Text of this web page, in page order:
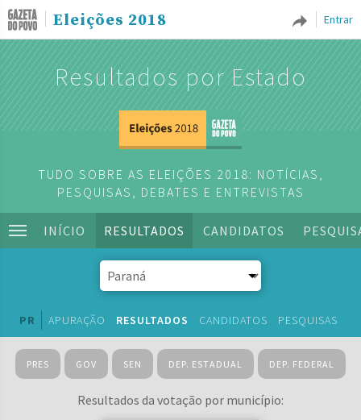
Entrar
Eleições 2018
Resultados por Estado
TUDO SOBRE AS ELEIÇÕES 2018: NOTÍCIAS,
PESQUISAS, DEBATES E ENTREVISTAS
INÍCIO RESULTADOS CANDIDATOS
PR APURAÇÃO RESULTADOS CANDIDATOS PESQUISAS
PRES GOV SEN DEP. ESTADUAL DEP. FEDERAL
Resultados da votação por município: